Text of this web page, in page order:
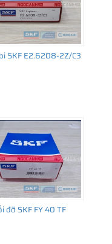
SKF E2.6208-2Z/C3
đỡ SKF FY 40 TF